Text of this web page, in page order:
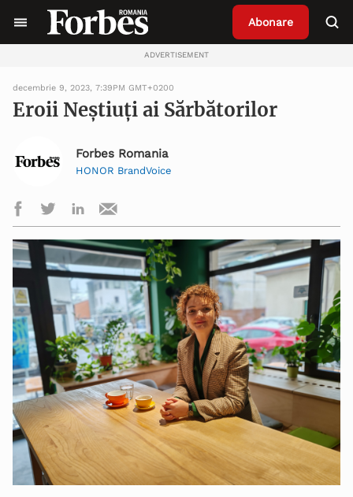
Abonare
ADVERTISEMENT
decembrie 9, 2023, 7:39PM GMT+0200
Eroii Neștiuți ai Sărbătorilor
Forbes Romania
HONOR BrandVoice